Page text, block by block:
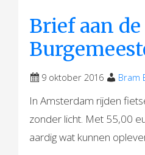
Brief aan de
9 oktober 2016 Bram
In Amsterdam rijden
zonder licht. Met 55,00
aardig wat kunnen